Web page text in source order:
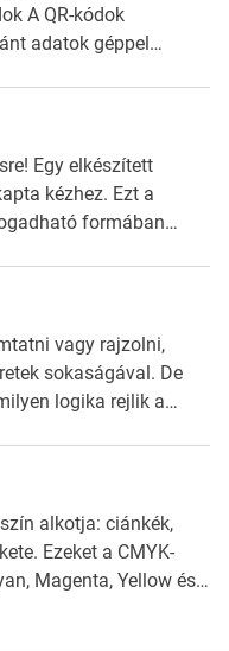
A QR-kódok
adatok géppel
leolvasó
képes az URL-
a cég
a felhasználó
Egy elkészített
kézhez. Ezt a
formában
*Hirdetés Minden
mielőtt elkezdjük a
munka után
volna csinálni! […]
vagy rajzolni,
sokaságával. De
logika rejlik a
izgalmas
jobban megértsd,
választanod a
világába A […]
alkotja: ciánkék,
Ezeket a CMYK-
Magenta, Yellow és